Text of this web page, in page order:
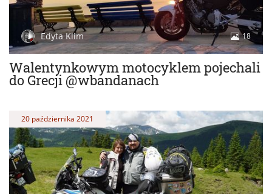
Walentynkowym motocyklem pojechali
do Grecji @wbandanach
Edyta Klim 18
20 października 2021